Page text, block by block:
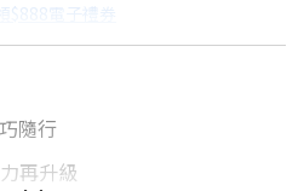
$1,058
$543
$888電子禮券
聯名卡滿額最高回饋25%
隨行
再升級